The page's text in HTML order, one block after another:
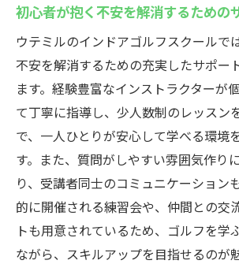
初心者が抱く不安を解消するための
ウテミルのインドアゴルフスクールで
不安を解消するための充実したサポー
ます。経験豊富なインストラクターが
て丁寧に指導し、少人数制のレッスン
で、一人ひとりが安心して学べる環境
す。また、質問がしやすい雰囲気作り
り、受講者同士のコミュニケーション
的に開催される練習会や、仲間との交
トも用意されているため、ゴルフを学
ながら、スキルアップを目指せるのが